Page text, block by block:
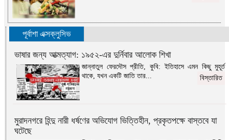
পূর্বাশা এক্সক্লুসিভ
ভাষার জন্য আত্মত্যাগ: ১৯৫২-এর দুর্নিবার আলোক শিখা
জান্নাতুল ফেরদৌস প্রীতি, কুবি: ইতিহাসে এমন কিছু মুহূর্ত
থাকে, যখন একটি জাতি তার...
বিস্তারিত
মুরাদনগরে হিন্দু নারী ধর্ষণের অভিযোগ ভিত্তিহীন, প্রকৃতপক্ষে বাস্তবে যা
ঘটেছে